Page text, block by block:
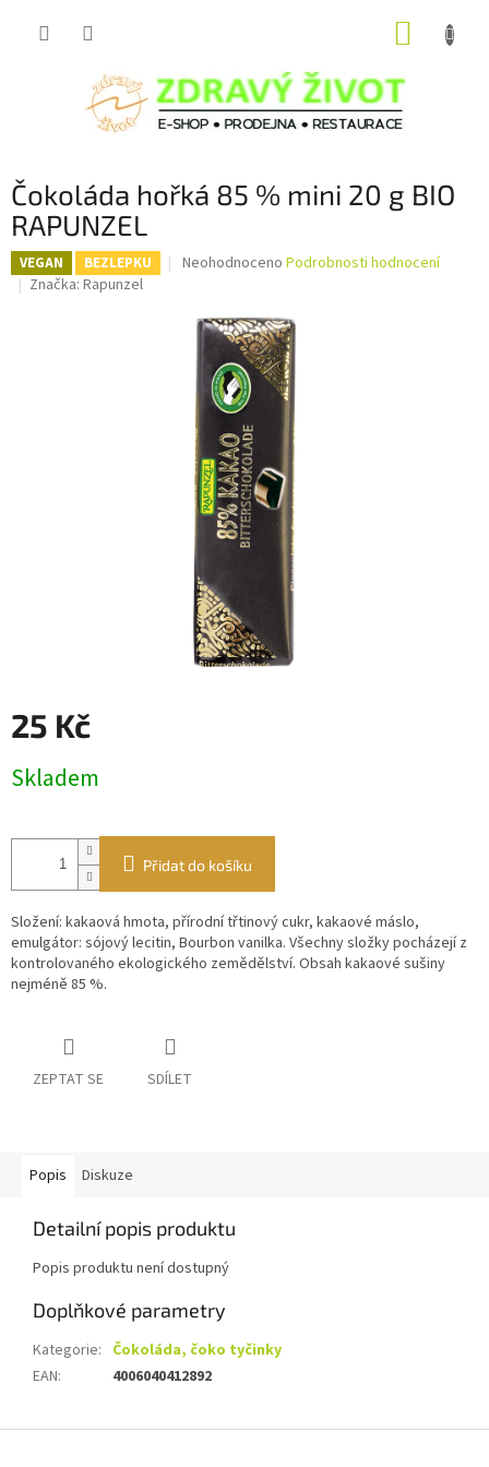
Čokoláda hořká 85 % mini 20 g BIO
RAPUNZEL
VEGAN BEZLEPKU
Průměrné
hvězdiček.
Neohodnoceno Podrobnosti hodnocení
Značka: Rapunzel
25 Kč
cena:
Skladem
Přidat do košíku
Složení: kakaová hmota, přírodní třtinový cukr, kakaové máslo,
emulgátor: sójový lecitin, Bourbon vanilka. Všechny složky pocházejí z
kontrolovaného ekologického zemědělství. Obsah kakaové sušiny
nejméně 85 %.
ZEPTAT SE SDÍLET
Popis Diskuze
Detailní popis produktu
Popis produktu není dostupný
Doplňkové parametry
Kategorie: Čokoláda, čoko tyčinky
EAN: 4006040412892